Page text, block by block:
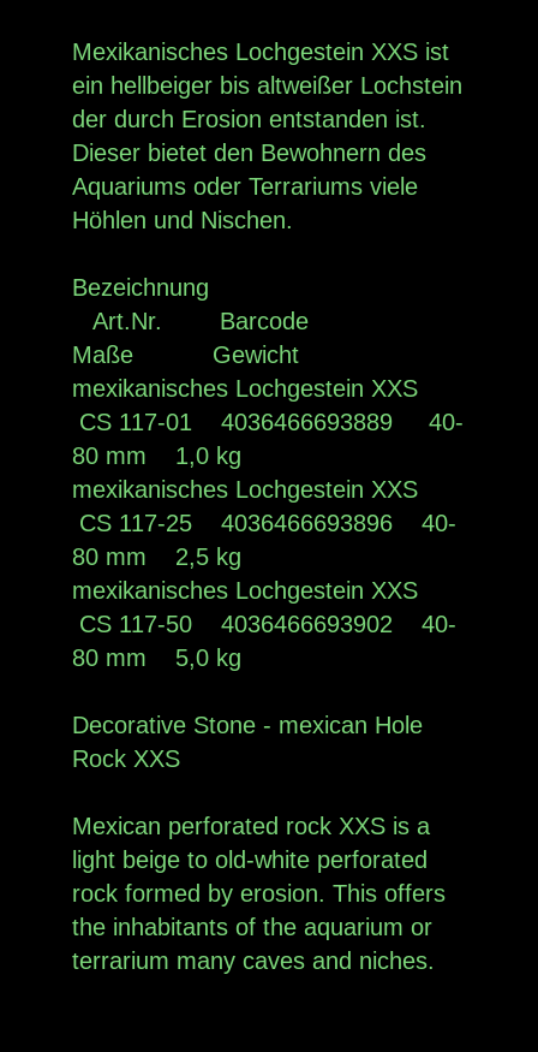
Mexikanisches Lochgestein XXS ist
ein hellbeiger bis altweißer Lochstein
der durch Erosion entstanden ist.
Dieser bietet den Bewohnern des
Aquariums oder Terrariums viele
Höhlen und Nischen.
Bezeichnung
Art.Nr. Barcode
Maße Gewicht
mexikanisches Lochgestein XXS
CS 117-01 4036466693889 40-
80 mm 1,0 kg
mexikanisches Lochgestein XXS
CS 117-25 4036466693896 40-
80 mm 2,5 kg
mexikanisches Lochgestein XXS
CS 117-50 4036466693902 40-
80 mm 5,0 kg
Decorative Stone - mexican Hole
Rock XXS
Mexican perforated rock XXS is a
light beige to old-white perforated
rock formed by erosion. This offers
the inhabitants of the aquarium or
terrarium many caves and niches.